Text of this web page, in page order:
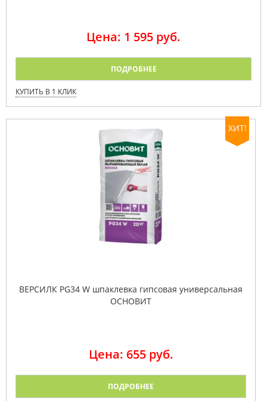
Цена: 1 595 руб.
ПОДРОБНЕЕ
КУПИТЬ В 1 КЛИК
ХИТ!
ВЕРСИЛК PG34 W шпаклевка гипсовая универсальная
ОСНОВИТ
Цена: 655 руб.
ПОДРОБНЕЕ